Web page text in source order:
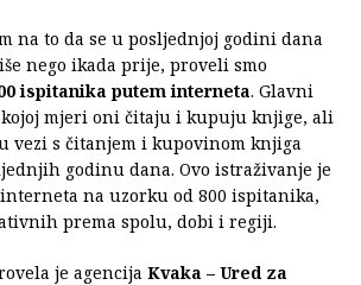
na to da se u posljednjoj godini dana
nego ikada prije, proveli smo
ispitanika putem interneta. Glavni
mjeri oni čitaju i kupuju knjige, ali
vezi s čitanjem i kupovinom knjiga
godinu dana. Ovo istraživanje je
na uzorku od 800 ispitanika,
prema spolu, dobi i regiji.
je agencija Kvaka – Ured za